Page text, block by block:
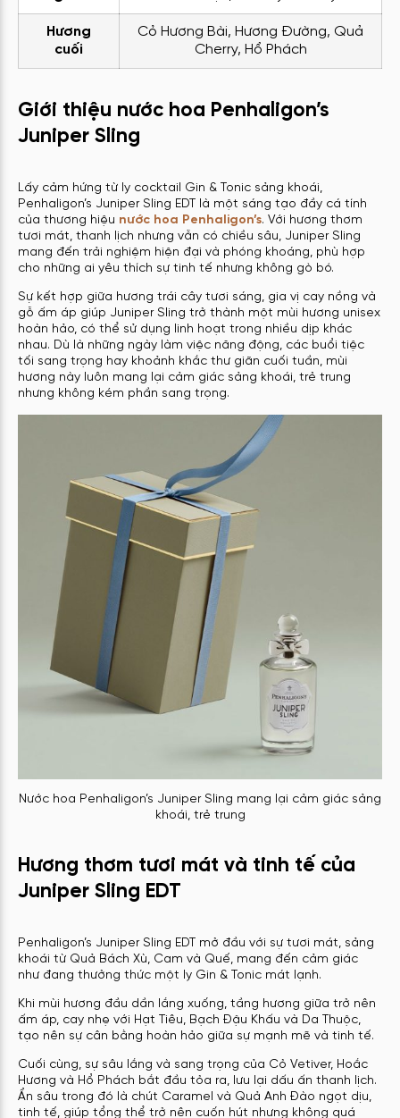
Hương
cuối
Cỏ Hương Bài, Hương Đường, Quả
Cherry, Hổ Phách
Giới thiệu nước hoa Penhaligon’s
Juniper Sling
Lấy cảm hứng từ ly cocktail Gin & Tonic sảng khoái,
Penhaligon’s Juniper Sling EDT là một sáng tạo đầy cá tính
của thương hiệu nước hoa Penhaligon’s. Với hương thơm
tươi mát, thanh lịch nhưng vẫn có chiều sâu, Juniper Sling
mang đến trải nghiệm hiện đại và phóng khoáng, phù hợp
cho những ai yêu thích sự tinh tế nhưng không gò bó.
Sự kết hợp giữa hương trái cây tươi sáng, gia vị cay nồng và
gỗ ấm áp giúp Juniper Sling trở thành một mùi hương unisex
hoàn hảo, có thể sử dụng linh hoạt trong nhiều dịp khác
nhau. Dù là những ngày làm việc năng động, các buổi tiệc
tối sang trọng hay khoảnh khắc thư giãn cuối tuần, mùi
hương này luôn mang lại cảm giác sảng khoái, trẻ trung
nhưng không kém phần sang trọng.
Nước hoa Penhaligon’s Juniper Sling mang lại cảm giác sảng
khoái, trẻ trung
Hương thơm tươi mát và tinh tế của
Juniper Sling EDT
Penhaligon’s Juniper Sling EDT mở đầu với sự tươi mát, sảng
khoái từ Quả Bách Xù, Cam và Quế, mang đến cảm giác
như đang thưởng thức một ly Gin & Tonic mát lạnh.
Khi mùi hương đầu dần lắng xuống, tầng hương giữa trở nên
ấm áp, cay nhẹ với Hạt Tiêu, Bạch Đậu Khấu và Da Thuộc,
tạo nên sự cân bằng hoàn hảo giữa sự mạnh mẽ và tinh tế.
Cuối cùng, sự sâu lắng và sang trọng của Cỏ Vetiver, Hoắc
Hương và Hổ Phách bắt đầu tỏa ra, lưu lại dấu ấn thanh lịch.
Ẩn sâu trong đó là chút Caramel và Quả Anh Đào ngọt dịu,
tinh tế, giúp tổng thể trở nên cuốn hút nhưng không quá